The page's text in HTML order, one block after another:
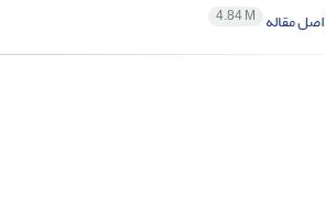
اصل مقاله 4.84 M